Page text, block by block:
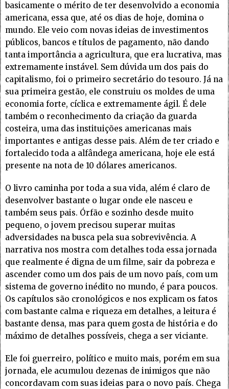
basicamente o mérito de ter desenvolvido a economia
americana, essa que, até os dias de hoje, domina o
mundo. Ele veio com novas ideias de investimentos
públicos, bancos e títulos de pagamento, não dando
tanta importância a agricultura, que era lucrativa, mas
extremamente instável. Sem dúvida um dos pais do
capitalismo, foi o primeiro secretário do tesouro. Já na
sua primeira gestão, ele construiu os moldes de uma
economia forte, cíclica e extremamente ágil. É dele
também o reconhecimento da criação da guarda
costeira, uma das instituições americanas mais
importantes e antigas desse pais. Além de ter criado e
fortalecido toda a alfândega americana, hoje ele está
presente na nota de 10 dólares americanos.
O livro caminha por toda a sua vida, além é claro de
desenvolver bastante o lugar onde ele nasceu e
também seus pais. Órfão e sozinho desde muito
pequeno, o jovem precisou superar muitas
adversidades na busca pela sua sobrevivência. A
narrativa nos mostra com detalhes toda essa jornada
que realmente é digna de um filme, sair da pobreza e
ascender como um dos pais de um novo país, com um
sistema de governo inédito no mundo, é para poucos.
Os capítulos são cronológicos e nos explicam os fatos
com bastante calma e riqueza em detalhes, a leitura é
bastante densa, mas para quem gosta de história e do
máximo de detalhes possíveis, chega a ser viciante.
Ele foi guerreiro, político e muito mais, porém em sua
jornada, ele acumulou dezenas de inimigos que não
concordavam com suas ideias para o novo país. Chega